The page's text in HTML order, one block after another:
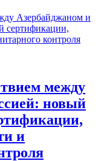
между
новый
и